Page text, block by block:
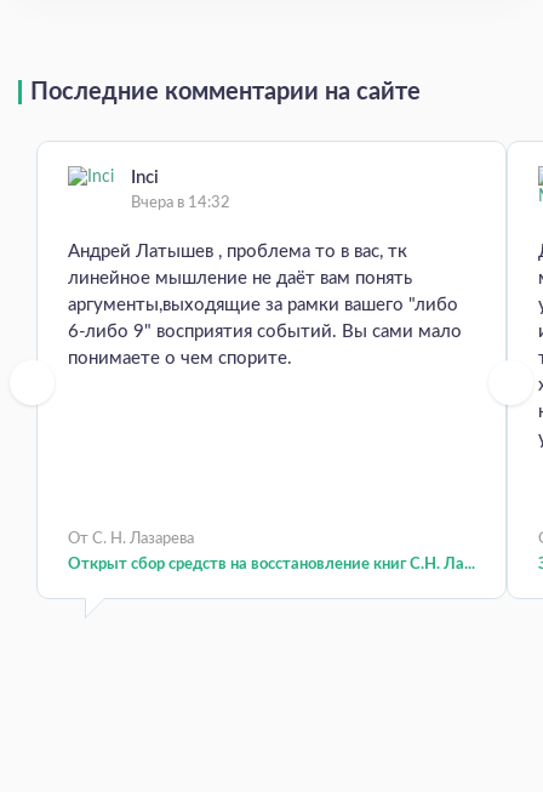
Последние комментарии на сайте
Inci
Вчера в 14:32
Андрей Латышев , проблема то в вас, тк
линейное мышление не даёт вам понять
аргументы,выходящие за рамки вашего "либо
6-либо 9" восприятия событий. Вы сами мало
понимаете о чем спорите.
От С. Н. Лазарева
Открыт сбор средств на восстановление книг С.Н. Ла...